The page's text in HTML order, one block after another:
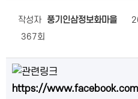
작성자 풍기인삼정보화마을
367회
https://